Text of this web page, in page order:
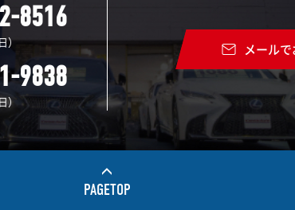
8516
）
9838
）
メール
PAGETOP